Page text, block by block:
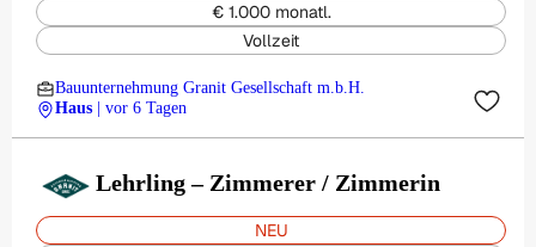
€ 1.000 monatl.
Vollzeit
Bauunternehmung Granit Gesellschaft m.b.H.
Haus
| vor 6 Tagen
Lehrling – Zimmerer / Zimmerin
NEU